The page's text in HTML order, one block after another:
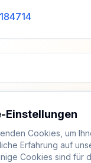
Einstellungen
Cookies, um
Erfahrung auf
Cookies sind für